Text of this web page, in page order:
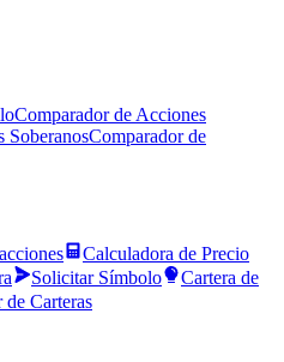
Comparador de Acciones
SoberanosComparador de
Calculadora de Precio
Solicitar Símbolo
Cartera de
Carteras